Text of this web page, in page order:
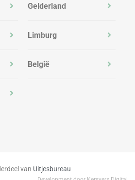
Gelderland
Limburg
België
van Uitjesbureau